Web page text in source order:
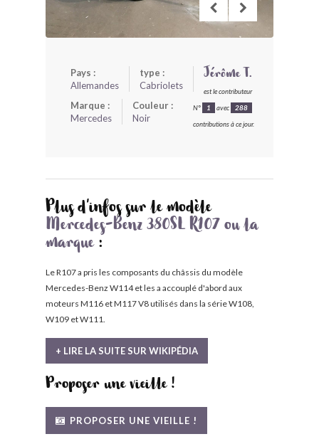
Pays :
Allemandes
type :
Cabriolets
Marque :
Mercedes
Couleur :
Noir
Jérôme T.
est le contributeur
N° 1 avec 288
contributions à ce jour.
Plus d'infos sur le modèle
Mercedes-Benz 380SL R107 ou la
marque:
Le R107 a pris les composants du châssis du modèle
Mercedes-Benz W114 et les a accouplé d'abord aux
moteurs M116 et M117 V8 utilisés dans la série W108,
W109 et W111.
+ LIRE LA SUITE SUR WIKIPÉDIA
Proposer une vieille !
PROPOSER UNE VIEILLE !